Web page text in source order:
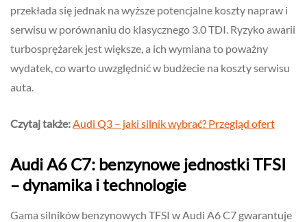
przekłada się jednak na wyższe potencjalne koszty napraw i
serwisu w porównaniu do klasycznego 3.0 TDI. Ryzyko awarii
turbosprężarek jest większe, a ich wymiana to poważny
wydatek, co warto uwzględnić w budżecie na koszty serwisu
auta.
Czytaj także: Audi Q3 – jaki silnik wybrać? Przegląd ofert
Audi A6 C7: benzynowe jednostki TFSI
– dynamika i technologie
Gama silników benzynowych TFSI w Audi A6 C7 gwarantuje